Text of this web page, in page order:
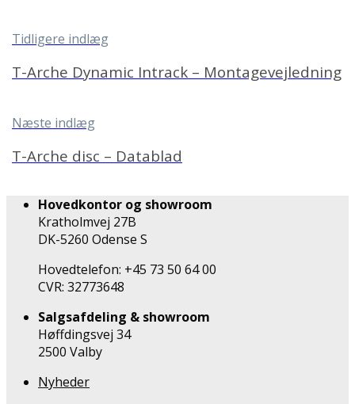
Tidligere indlæg
T-Arche Dynamic Intrack – Montagevejledning
Næste indlæg
T-Arche disc – Datablad
Hovedkontor og showroom
Kratholmvej 27B
DK-5260 Odense S
Hovedtelefon: +45 73 50 64 00
CVR: 32773648
Salgsafdeling & showroom
Høffdingsvej 34
2500 Valby
Nyheder